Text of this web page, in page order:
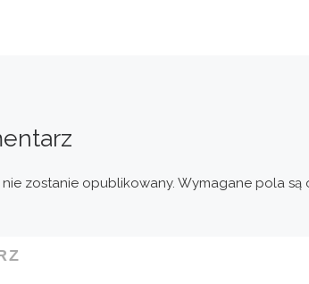
zostanie opublikowany. Wymagane pola są